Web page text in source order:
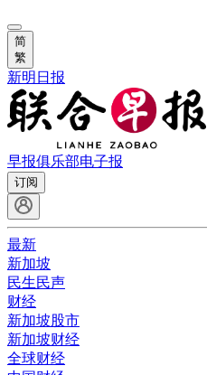
简
繁
新明日报
早报俱乐部电子报
订阅
最新
新加坡
民生民声
财经
新加坡股市
新加坡财经
全球财经